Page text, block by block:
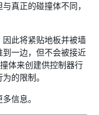
真正的碰撞体不同，
此将紧贴地板并被墙
一边，但不会被接近
体来创建供控制器行
的限制。
信息。